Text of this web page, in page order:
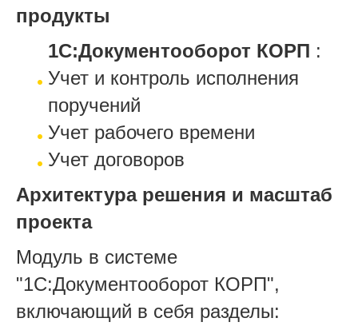
продукты
1С:Документооборот КОРП :
Учет и контроль исполнения
поручений
Учет рабочего времени
Учет договоров
Архитектура решения и масштаб
проекта
Модуль в системе
"1С:Документооборот КОРП",
включающий в себя разделы: